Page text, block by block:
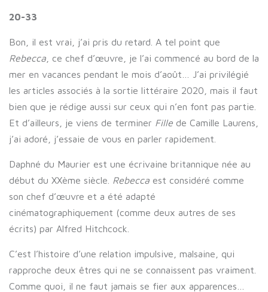
20-33
Bon, il est vrai, j’ai pris du retard. A tel point que
Rebecca , ce chef d’œuvre, je l’ai commencé au bord de la
mer en vacances pendant le mois d’août… J’ai privilégié
les articles associés à la sortie littéraire 2020, mais il faut
bien que je rédige aussi sur ceux qui n’en font pas partie.
Et d’ailleurs, je viens de terminer Fille de Camille Laurens,
j’ai adoré, j’essaie de vous en parler rapidement.
Daphné du Maurier est une écrivaine britannique née au
début du XXème siècle. Rebecca est considéré comme
son chef d’œuvre et a été adapté
cinématographiquement (comme deux autres de ses
écrits) par Alfred Hitchcock.
C’est l’histoire d’une relation impulsive, malsaine, qui
rapproche deux êtres qui ne se connaissent pas vraiment.
Comme quoi, il ne faut jamais se fier aux apparences…